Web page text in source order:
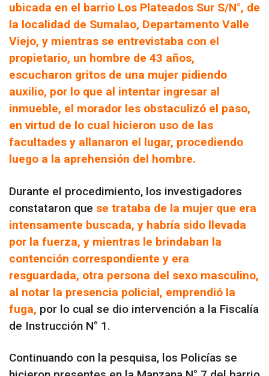
ubicada en el barrio Los Plateados Sur S/N°, de
la localidad de Sumalao, Departamento Valle
Viejo, y mientras se entrevistaba con el
propietario, un hombre de 43 años,
escucharon gritos de una mujer pidiendo
auxilio, por lo que al intentar ingresar al
inmueble, el morador les obstaculizó el paso,
en virtud de lo cual hicieron uso de las
facultades y allanaron el lugar, procediendo
luego a la aprehensión del hombre.
Durante el procedimiento, los investigadores
constataron que se trataba de la mujer que era
intensamente buscada, y habría sido llevada
por la fuerza, y mientras le brindaban la
contención correspondiente y era
resguardada, otra persona del sexo masculino,
al notar la presencia policial, emprendió la
fuga, por lo cual se dio intervención a la Fiscalía
de Instrucción N° 1.
Continuando con la pesquisa, los Policías se